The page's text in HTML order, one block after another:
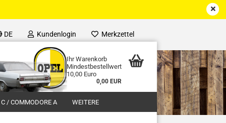
DE Kundenlogin Merkzettel
Ihr Warenkorb
Mindestbestellwert
10,00 Euro
0,00 EUR
C / COMMODORE A WEITERE